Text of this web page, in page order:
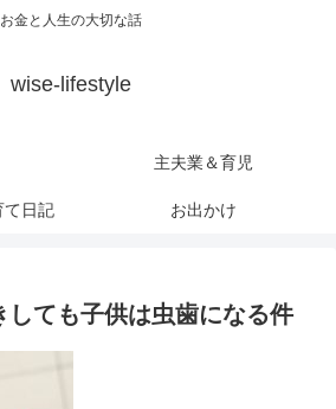
お金と人生の大切な話
wise-lifestyle
主夫業＆育児
て日記 お出かけ
しても子供は虫歯になる件